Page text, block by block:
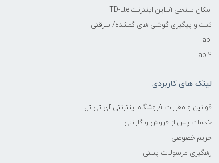
امکان سنجی آنلاین اینترنت TD-Lte
ثبت و پیگیری گوشی های گمشده/ سرقتی
api
api2
لینک های کاربردی
قوانین و مقررات فروشگاه اینترنتی آی تی تل
خدمات پس از فروش و گارانتی
حریم خصوصی
رهگیری مرسولات پستی